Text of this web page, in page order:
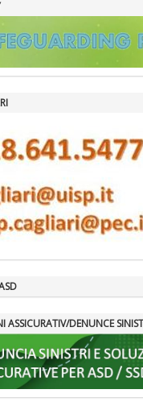
con i piedi, si possono
InBlu2000 traccia il
ASSICURATIV/DENUNCE